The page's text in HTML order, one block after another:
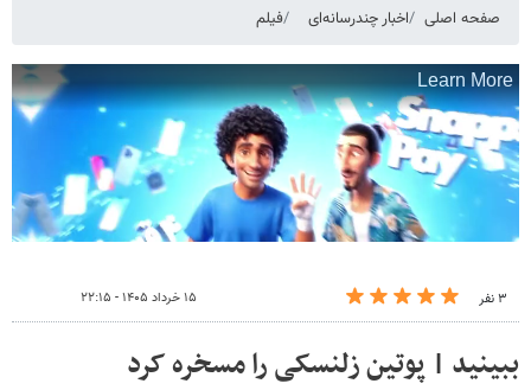
صفحه اصلی اخبار چندرسانه‌ای فیلم
۳ نفر ۱۵ خرداد ۱۴۰۵ - ۲۲:۱۵
ببینید | پوتین زلنسکی را مسخره کرد